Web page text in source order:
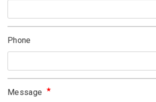
Phone
Message ★